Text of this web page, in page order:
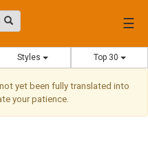
☰
Styles Top 30
yet been fully translated into
your patience.